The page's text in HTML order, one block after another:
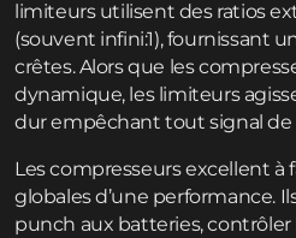
limiteurs utilisent des ratios
(souvent infini:1), fournissant
crêtes. Alors que les
dynamique, les limiteurs
dur empêchant tout signal de
Les compresseurs excellent
globales d’une performance.
punch aux batteries, contrôler